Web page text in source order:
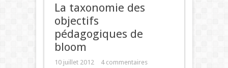
La taxonomie des
objectifs
pédagogiques de
bloom
10 juillet 2012 4 commentaires